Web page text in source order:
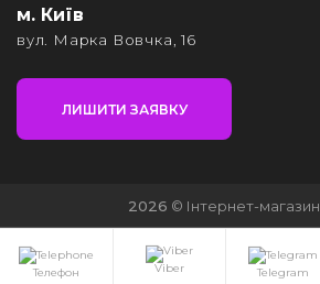
м. Київ
вул. Марка Вовчка, 16
ЛИШИТИ ЗАЯВКУ
2026 © Інтернет-магазин
Телефон Viber Telegram